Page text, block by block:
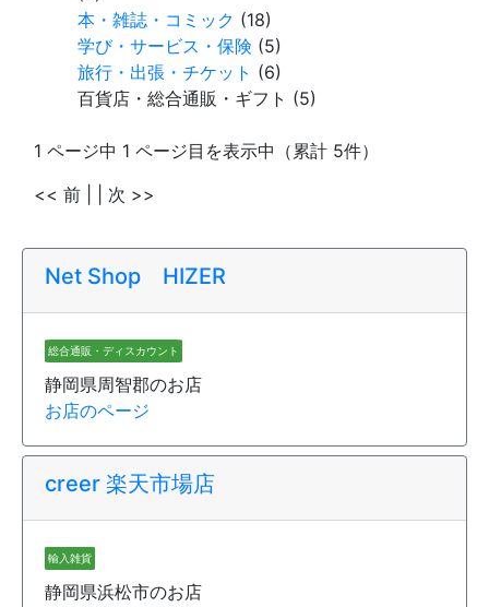
本・雑誌・コミック (18)
学び・サービス・保険 (5)
旅行・出張・チケット (6)
百貨店・総合通販・ギフト (5)
1 ページ中 1 ページ目を表示中（累計 5件）
<< 前
次 >>
Net Shop HIZER
総合通販・ディスカウント
静岡県周智郡のお店
お店のページ
creer 楽天市場店
輸入雑貨
静岡県浜松市のお店